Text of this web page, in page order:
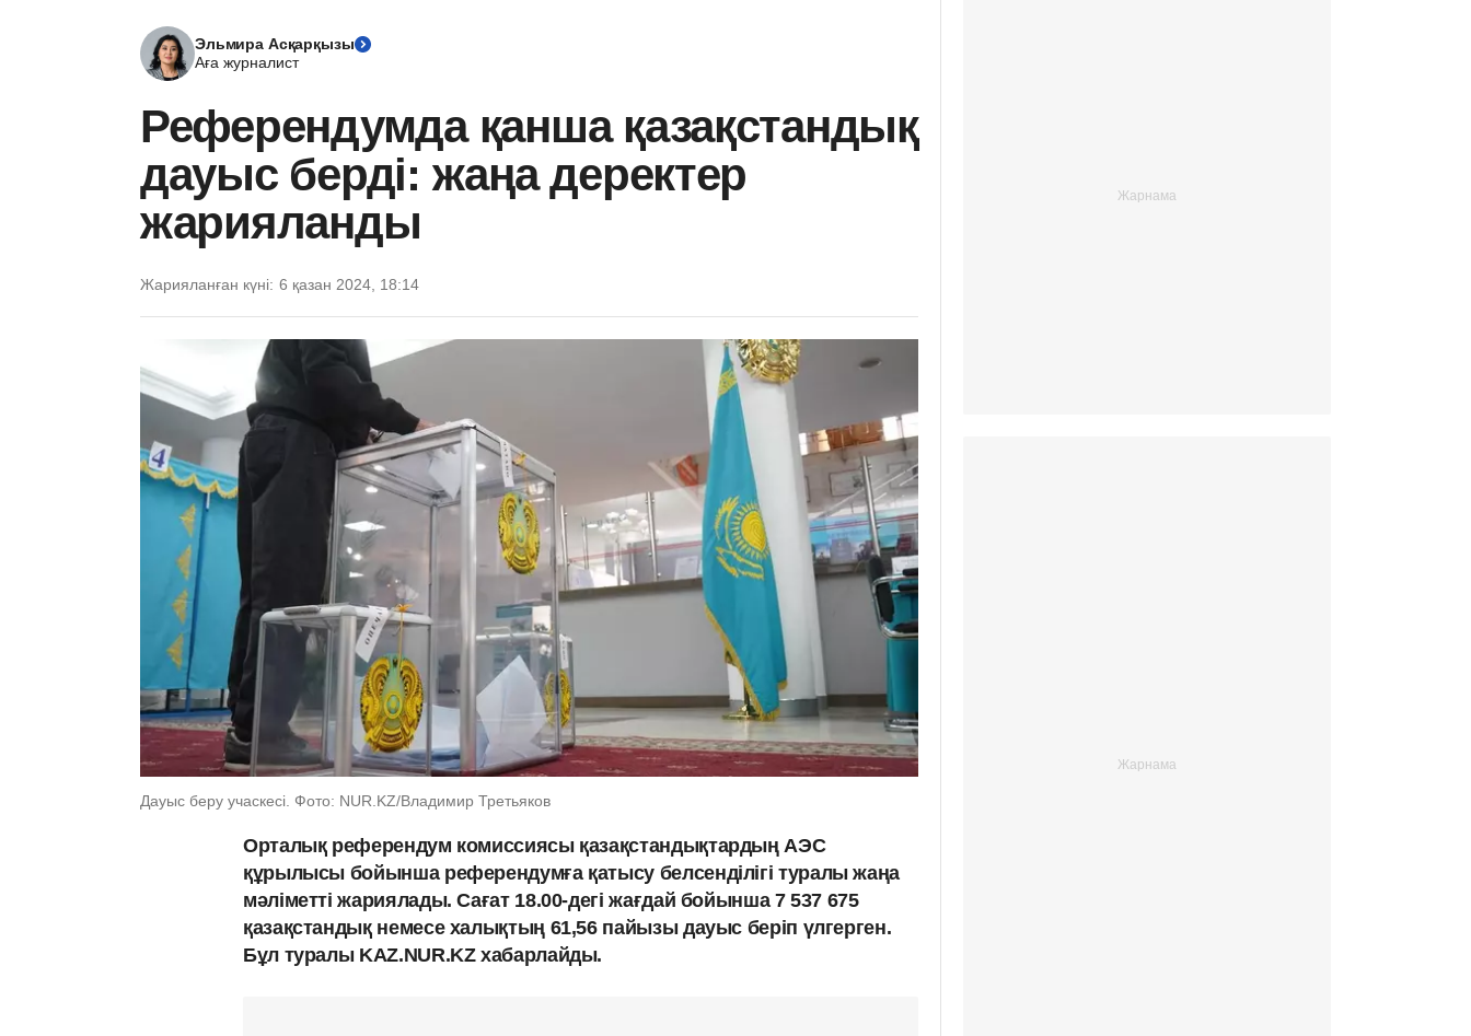
Эльмира Асқарқызы
Аға журналист
Референдумда қанша қазақстандық
дауыс берді: жаңа деректер
жарияланды
Жарияланған күні: 6 қазан 2024, 18:14
Дауыс беру учаскесі. Фото: NUR.KZ/Владимир Третьяков
Орталық референдум комиссиясы қазақстандықтардың АЭС
құрылысы бойынша референдумға қатысу белсенділігі туралы жаңа
мәліметті жариялады. Сағат 18.00-дегі жағдай бойынша 7 537 675
қазақстандық немесе халықтың 61,56 пайызы дауыс беріп үлгерген.
Бұл туралы KAZ.NUR.KZ хабарлайды.